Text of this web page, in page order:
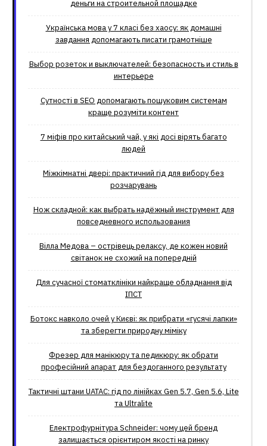
деньги на строительной площадке
Українська мова у 7 класі без хаосу: як домашні
завдання допомагають писати грамотніше
Выбор розеток и выключателей: безопасность и стиль в
интерьере
Сутності в SEO допомагають пошуковим системам
краще розуміти контент
7 міфів про китайський чай, у які досі вірять багато
людей
Міжкімнатні двері: практичний гід для вибору без
розчарувань
Нож складной: как выбрать надёжный инструмент для
повседневного использования
Вілла Медова – острівець релаксу, де кожен новий
світанок не схожий на попередній
Для сучасної стоматклініки найкраще обладнання від
ІПСТ
Ботокс навколо очей у Києві: як прибрати «гусячі лапки»
та зберегти природну міміку
Фрезер для манікюру та педикюру: як обрати
професійний апарат для бездоганного результату
Тактичні штани UATAC: гід по лінійках Gen 5.7, Gen 5.6, Lite
та Ultralite
Електрофурнітура Schneider: чому цей бренд
залишається орієнтиром якості на ринку